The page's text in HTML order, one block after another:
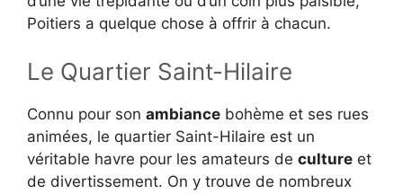
Poitiers a quelque chose à offrir à chacun.
Le Quartier Saint-Hilaire
Connu pour son ambiance bohème et ses rues
animées, le quartier Saint-Hilaire est un
véritable havre pour les amateurs de culture et
de divertissement. On y trouve de nombreux